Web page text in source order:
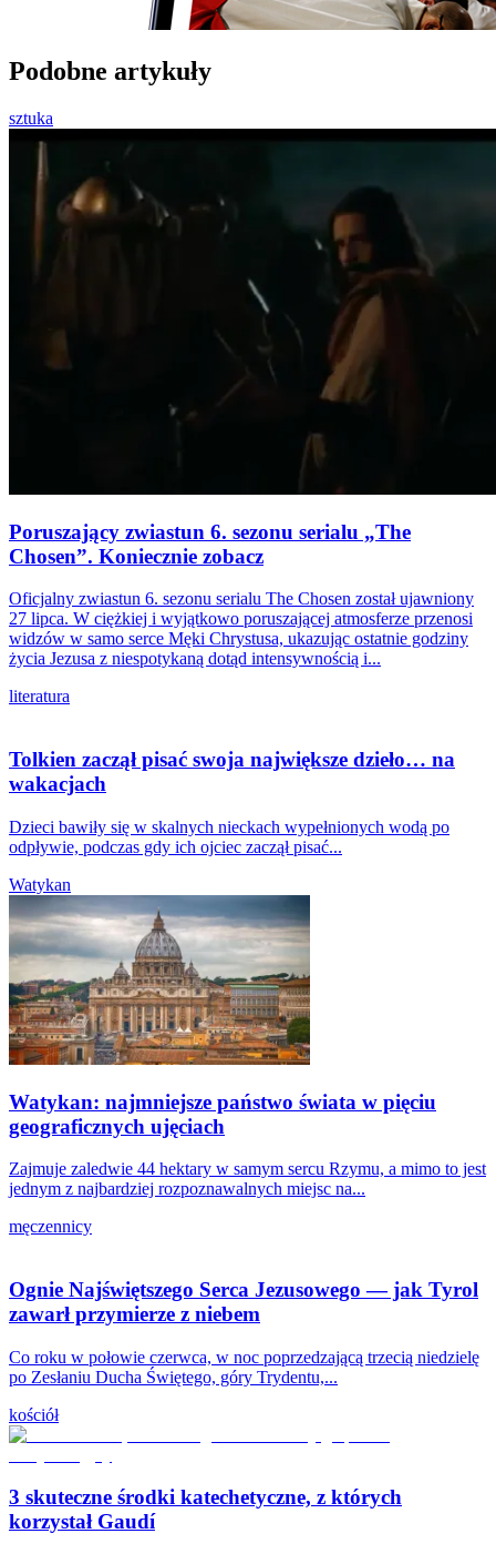
Podobne artykuły
sztuka
Poruszający zwiastun 6. sezonu serialu „The
Chosen”. Koniecznie zobacz
Oficjalny zwiastun 6. sezonu serialu The Chosen został ujawniony
27 lipca. W ciężkiej i wyjątkowo poruszającej atmosferze przenosi
widzów w samo serce Męki Chrystusa, ukazując ostatnie godziny
życia Jezusa z niespotykaną dotąd intensywnością i...
literatura
Tolkien zaczął pisać swoja największe dzieło… na
wakacjach
Dzieci bawiły się w skalnych nieckach wypełnionych wodą po
odpływie, podczas gdy ich ojciec zaczął pisać...
Watykan
Watykan: najmniejsze państwo świata w pięciu
geograficznych ujęciach
Zajmuje zaledwie 44 hektary w samym sercu Rzymu, a mimo to jest
jednym z najbardziej rozpoznawalnych miejsc na...
męczennicy
Ognie Najświętszego Serca Jezusowego — jak Tyrol
zawarł przymierze z niebem
Co roku w połowie czerwca, w noc poprzedzającą trzecią niedzielę
po Zesłaniu Ducha Świętego, góry Trydentu,...
kościół
3 skuteczne środki katechetyczne, z których
korzystał Gaudí